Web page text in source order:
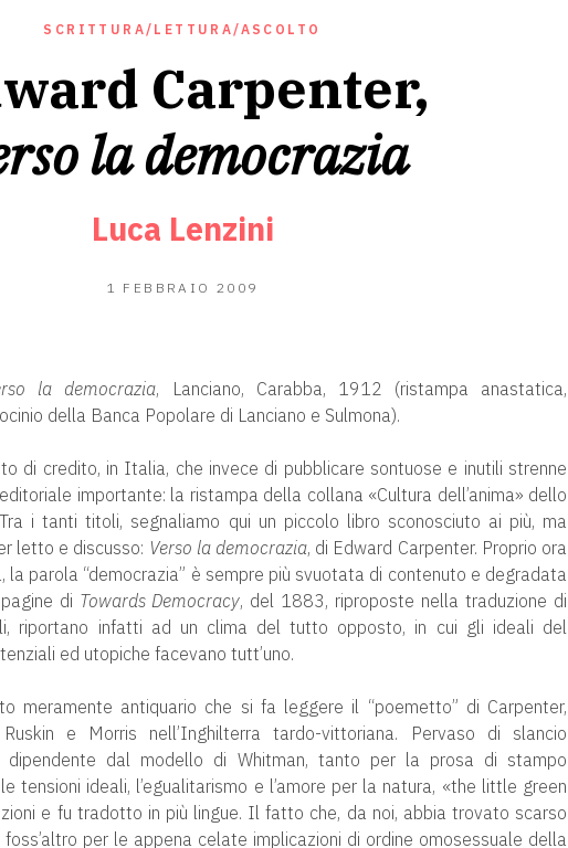
SCRITTURA/LETTURA/ASCOLTO
Carpenter,
la democrazia
Luca Lenzini
1 FEBBRAIO 2009
la democrazia, Lanciano, Carabba, 1912 (ristampa anastatica,
della Banca Popolare di Lanciano e Sulmona).
di credito, in Italia, che invece di pubblicare sontuose e inutili strenne
importante: la ristampa della collana «Cultura dell’anima» dello
i tanti titoli, segnaliamo qui un piccolo libro sconosciuto ai più, ma
letto e discusso: Verso la democrazia, di Edward Carpenter. Proprio ora
la parola “democrazia” è sempre più svuotata di contenuto e degradata
di Towards Democracy, del 1883, riproposte nella traduzione di
riportano infatti ad un clima del tutto opposto, in cui gli ideali del
ed utopiche facevano tutt’uno.
meramente antiquario che si fa leggere il “poemetto” di Carpenter,
e Morris nell’Inghilterra tardo-vittoriana. Pervaso di slancio
dipendente dal modello di Whitman, tanto per la prosa di stampo
tensioni ideali, l’egualitarismo e l’amore per la natura, «the little green
e fu tradotto in più lingue. Il fatto che, da noi, abbia trovato scarso
per le appena celate implicazioni di ordine omosessuale della